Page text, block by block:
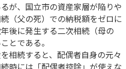
が、国立市の資産家層が陥りや
（父の死）での納税額をゼロに
後に発生する二次相続（母の
とである。
相続すると、配偶者自身の元々
時には「配偶者控除」が使えな